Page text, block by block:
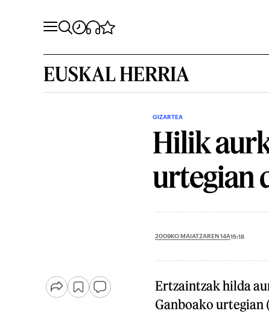
EUSKAL HERRIA
GIZARTEA
Hilik
urtegian
2009KO MAIATZAREN 14A15:18
Ertzaintzak hilda
Ganboako urtegian